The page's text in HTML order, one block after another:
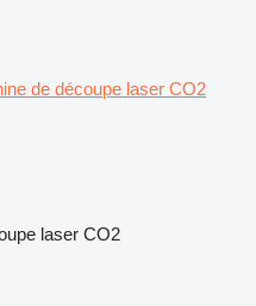
de découpe laser CO2
laser CO2